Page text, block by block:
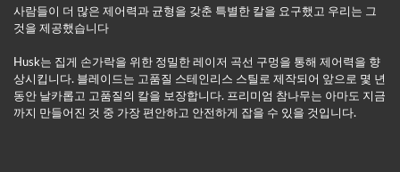
사람들이 더 많은 제어력과 균형을 갖춘 특별한 칼을 요구했고 우리는 그
것을 제공했습니다
Husk는 집게 손가락을 위한 정밀한 레이저 곡선 구멍을 통해 제어력을 향
상시킵니다. 블레이드는 고품질 스테인리스 스틸로 제작되어 앞으로 몇 년
동안 날카롭고 고품질의 칼을 보장합니다. 프리미엄 참나무는 아마도 지금
까지 만들어진 것 중 가장 편안하고 안전하게 잡을 수 있을 것입니다.